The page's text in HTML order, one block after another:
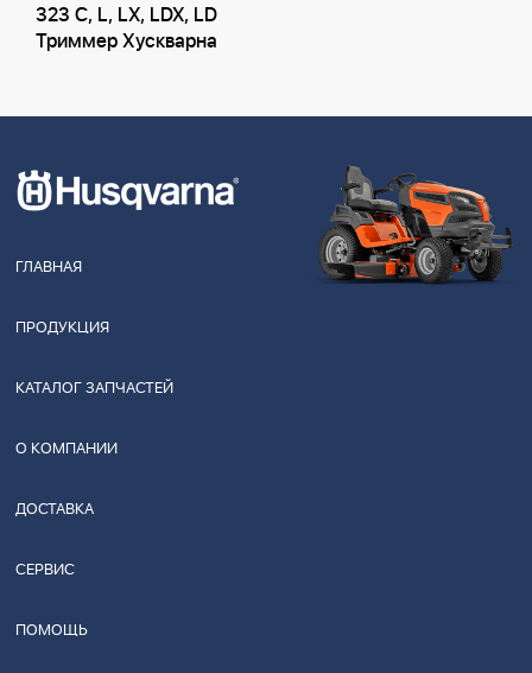
323 C, L, LX, LDX, LD
Триммер Хускварна
ГЛАВНАЯ
ПРОДУКЦИЯ
КАТАЛОГ ЗАПЧАСТЕЙ
О КОМПАНИИ
ДОСТАВКА
СЕРВИС
ПОМОЩЬ